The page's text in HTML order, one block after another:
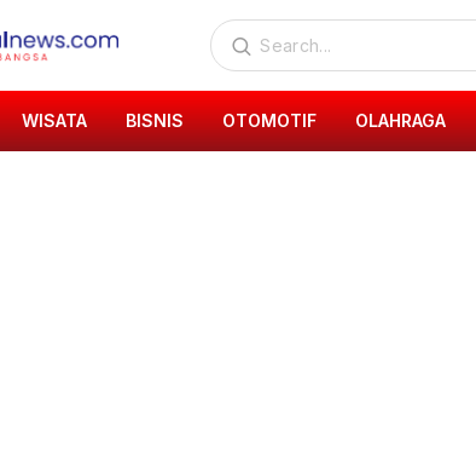
WISATA BISNIS OTOMOTIF OLAHRAGA